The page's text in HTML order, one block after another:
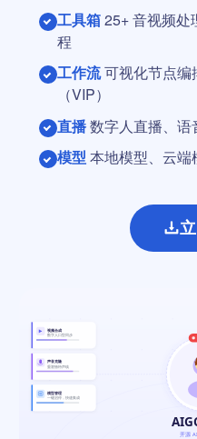
工具箱25+ 音视频处
程
工作流可视化节点编
（VIP）
直播数字人直播、语
模型 本地模型、云